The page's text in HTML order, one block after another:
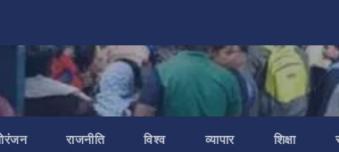
राजनीति विश्व व्यापार शिक्षा